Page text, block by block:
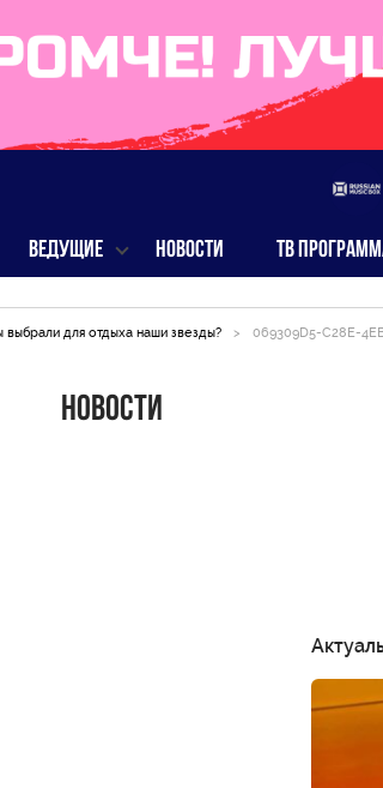
ВЕДУЩИЕ НОВОСТИ ТВ
выбрали для отдыха наши звезды? > 069309D5-C28E-
Новости